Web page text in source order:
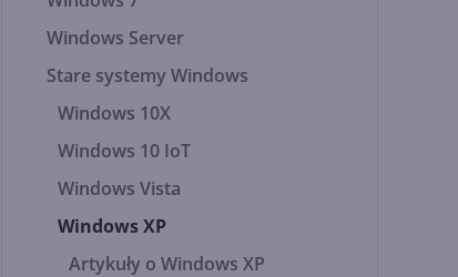
Windows Server
Stare systemy Windows
Windows 10X
Windows 10 IoT
Windows Vista
Windows XP
Artykuły o Windows XP